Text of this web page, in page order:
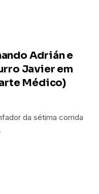
Adrián e
Javier em
Médico)
da sétima corrida